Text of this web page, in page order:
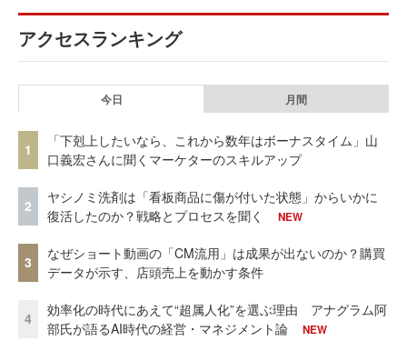
アクセスランキング
今日 月間
1
「下剋上したいなら、これから数年はボーナスタイム」山
口義宏さんに聞くマーケターのスキルアップ
2
ヤシノミ洗剤は「看板商品に傷が付いた状態」からいかに
復活したのか？戦略とプロセスを聞く
NEW
3
なぜショート動画の「CM流用」は成果が出ないのか？購買
データが示す、店頭売上を動かす条件
4
効率化の時代にあえて“超属人化”を選ぶ理由 アナグラム阿
部氏が語るAI時代の経営・マネジメント論
NEW